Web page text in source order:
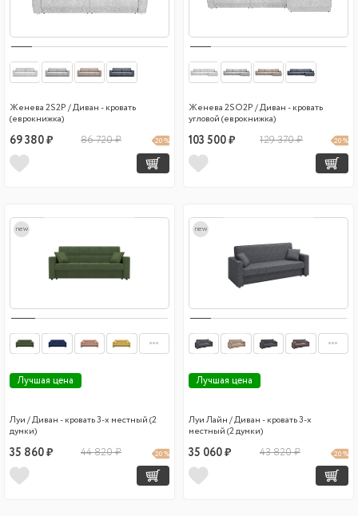
Женева 2S2P / Диван - кровать
(еврокнижка)
69 380 ₽ 86 720 ₽ 20 %
Женева 2SO2P / Диван - кровать
угловой (еврокнижка)
103 500 ₽ 129 370 ₽ 20 %
new
Лучшая цена
Луи / Диван - кровать 3-х местный (2
думки)
35 860 ₽ 44 820 ₽ 20 %
new
Лучшая цена
Луи Лайн / Диван - кровать 3-х
местный (2 думки)
35 060 ₽ 43 820 ₽ 20 %